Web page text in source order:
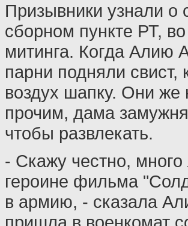
Призывники узнали
сборном пункте РТ,
митинга. Когда Алию
парни подняли свист,
воздух шапку. Они
прочим, дама
чтобы развлекать.
- Скажу честно,
героине фильма
в армию, - сказала